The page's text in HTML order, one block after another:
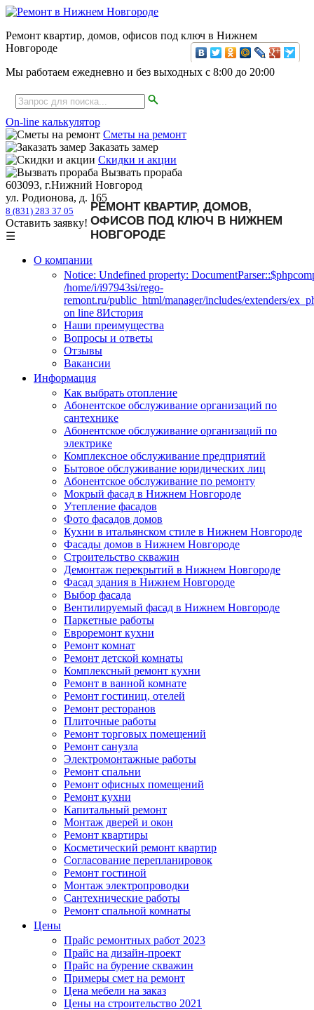
Ремонт квартир, домов, офисов под ключ в Нижнем
Новгороде
Мы работаем ежедневно и без выходных с 8:00 до 20:00
On-line калькулятор
Сметы на ремонт
Заказать замер
Скидки и акции
Вызвать прораба
603093, г.Нижний Новгород
ул. Родионова, д. 165
8 (831) 283 37 05
Оставить заявку!
☰
О компании
Notice: Undefined property:
/home/i/i97943si/rego-
remont.ru/public_html/manager/includes/extenders/
on line 8История
Наши преимущества
Вопросы и ответы
Отзывы
Вакансии
Информация
Как выбрать отопление
Абонентское обслуживание организаций по
сантехнике
Абонентское обслуживание организаций по
электрике
Комплексное обслуживание предприятий
Бытовое обслуживание юридических лиц
Абонентское обслуживание по ремонту
Мокрый фасад в Нижнем Новгороде
Утепление фасадов
Фото фасадов домов
Кухни в итальянском стиле в Нижнем Новгороде
Фасады домов в Нижнем Новгороде
Строительство скважин
Демонтаж перекрытий в Нижнем Новгороде
Фасад здания в Нижнем Новгороде
Выбор фасада
Вентилируемый фасад в Нижнем Новгороде
Паркетные работы
Евроремонт кухни
Ремонт комнат
Ремонт детской комнаты
Комплексный ремонт кухни
Ремонт в ванной комнате
Ремонт гостиниц, отелей
Ремонт ресторанов
Плиточные работы
Ремонт торговых помещений
Ремонт санузла
Электромонтажные работы
Ремонт спальни
Ремонт офисных помещений
Ремонт кухни
Капитальный ремонт
Монтаж дверей и окон
Ремонт квартиры
Косметический ремонт квартир
Согласование перепланировок
Ремонт гостиной
Монтаж электропроводки
Сантехнические работы
Ремонт спальной комнаты
Цены
Прайс ремонтных работ 2023
Прайс на дизайн-проект
Прайс на бурение скважин
Примеры смет на ремонт
Цена мебели на заказ
Цены на строительство 2021
РЕМОНТ КВАРТИР, ДОМОВ,
ОФИСОВ ПОД КЛЮЧ В НИЖНЕМ
НОВГОРОДЕ